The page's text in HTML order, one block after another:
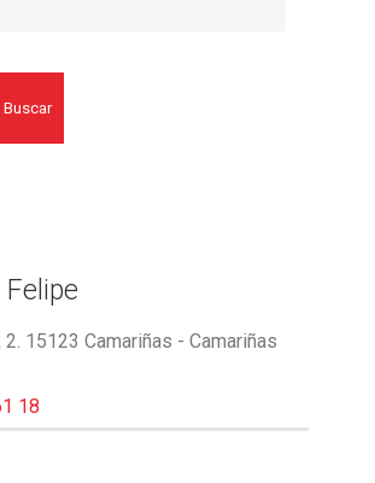
Buscar
2. 15123 Camariñas - Camariñas
18